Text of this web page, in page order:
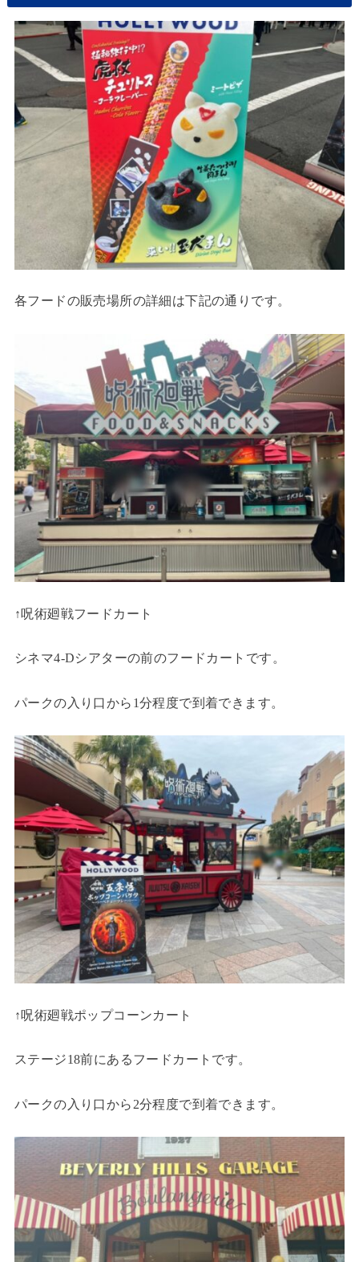
各フードの販売場所の詳細は下記の通りです。
↑呪術廻戦フードカート
シネマ4-Dシアターの前のフードカートです。
パークの入り口から1分程度で到着できます。
↑呪術廻戦ポップコーンカート
ステージ18前にあるフードカートです。
パークの入り口から2分程度で到着できます。